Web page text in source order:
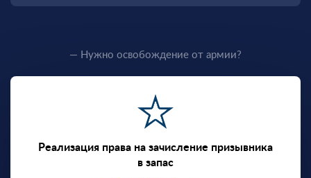
— Нужно освобождение от армии?
Реализация права на зачисление призывника
в запас